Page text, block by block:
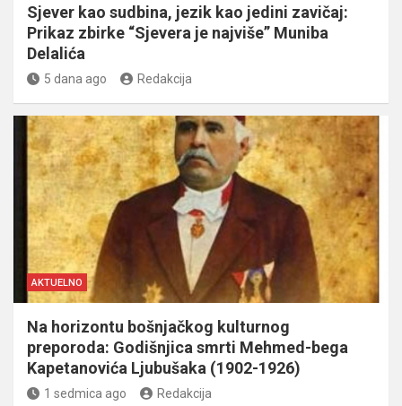
Sjever kao sudbina, jezik kao jedini zavičaj:
Prikaz zbirke “Sjevera je najviše” Muniba
Delalića
5 dana ago Redakcija
AKTUELNO
Na horizontu bošnjačkog kulturnog
preporoda: Godišnjica smrti Mehmed-bega
Kapetanovića Ljubušaka (1902-1926)
1 sedmica ago Redakcija